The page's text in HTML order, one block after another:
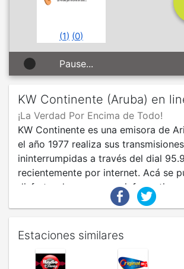
(1) (0)
Pause...
KW Continente (Aruba) en
¡La Verdad Por Encima de Todo!
KW Continente es una emisora de
el año 1977 realiza sus transmisiones
ininterrumpidas a través del dial
recientemente por internet. Acá se
disfrutar de programas informativos,
entretenimiento y deportes.
Estaciones similares